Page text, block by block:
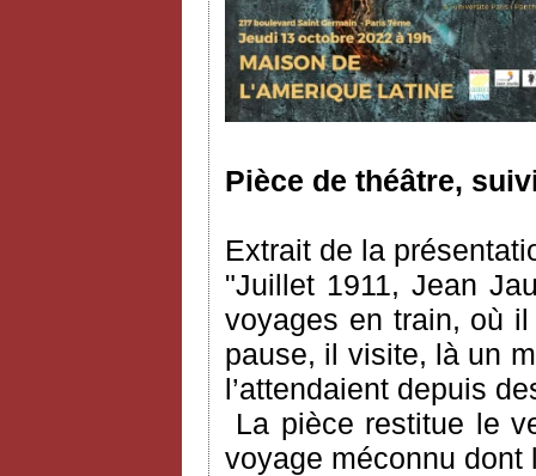
Pièce de théâtre,
Extrait de la
"Juillet 1911, Jean
voyages en train, où
pause, il visite, là un
l’attendaient depuis
La pièce restitue le
voyage méconnu dont